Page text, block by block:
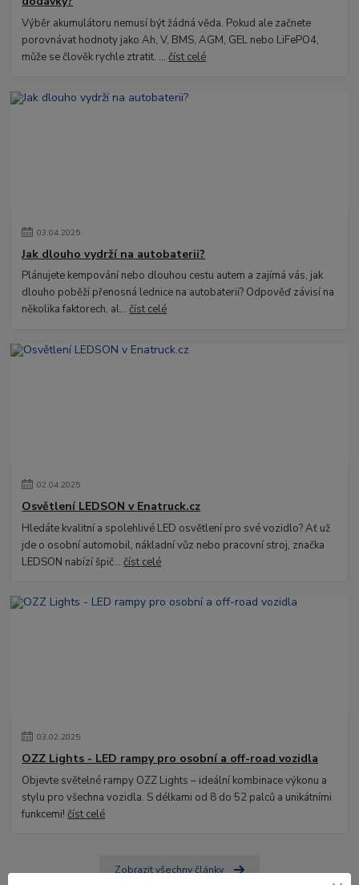
Výběr akumulátoru nemusí být žádná věda. Pokud ale začnete
porovnávat hodnoty jako Ah, V, BMS, AGM, GEL nebo LiFePO4,
může se člověk rychle ztratit. ...číst celé
03.04.2025
Jak dlouho vydrží na autobaterii?
Plánujete kempování nebo dlouhou cestu autem a zajímá vás, jak
dlouho poběží přenosná lednice na autobaterii? Odpověď závisí na
několika faktorech, al...číst celé
02.04.2025
Osvětlení LEDSON v Enatruck.cz
Hledáte kvalitní a spolehlivé LED osvětlení pro své vozidlo? Ať už
jde o osobní automobil, nákladní vůz nebo pracovní stroj, značka
LEDSON nabízí špič...číst celé
03.02.2025
OZZ Lights - LED rampy pro osobní a off-road vozidla
Objevte světelné rampy OZZ Lights – ideální kombinace výkonu a
stylu pro všechna vozidla. S délkami od 8 do 52 palců a unikátními
funkcemi!číst celé
Zobrazit všechny články